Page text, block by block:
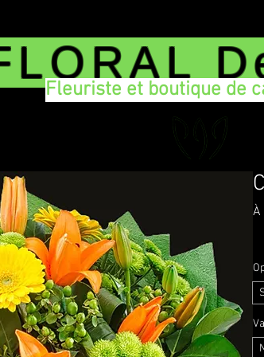
Fleuriste et boutique de
À